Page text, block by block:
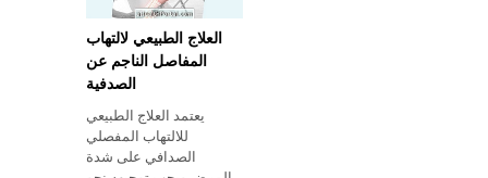
العلاج الطبيعي لالتهاب
المفاصل الناجم عن
الصدفية
يعتمد العلاج الطبيعي
للالتهاب المفصلي
الصدافي على شدة